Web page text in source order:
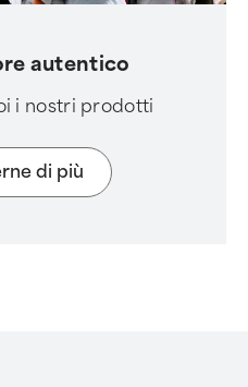
autentico
i nostri prodotti
di più